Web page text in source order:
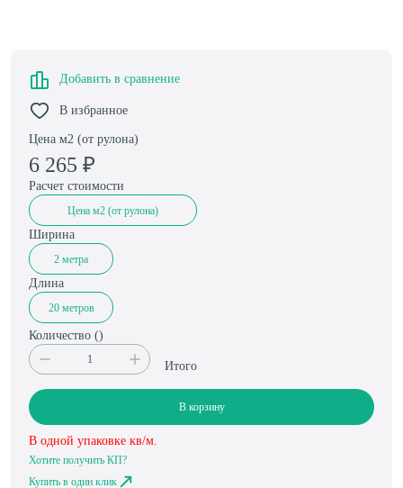
Цена м2 (от рулона)
6 265 ₽
Добавить в сравнение
В избранное
Расчет стоимости
Цена м2 (от рулона)
Ширина
2 метра
Длина
20 метров
Количество ()
Итого
В корзину
В одной упаковке кв/м.
Хотите получить КП?
Купить в один клик